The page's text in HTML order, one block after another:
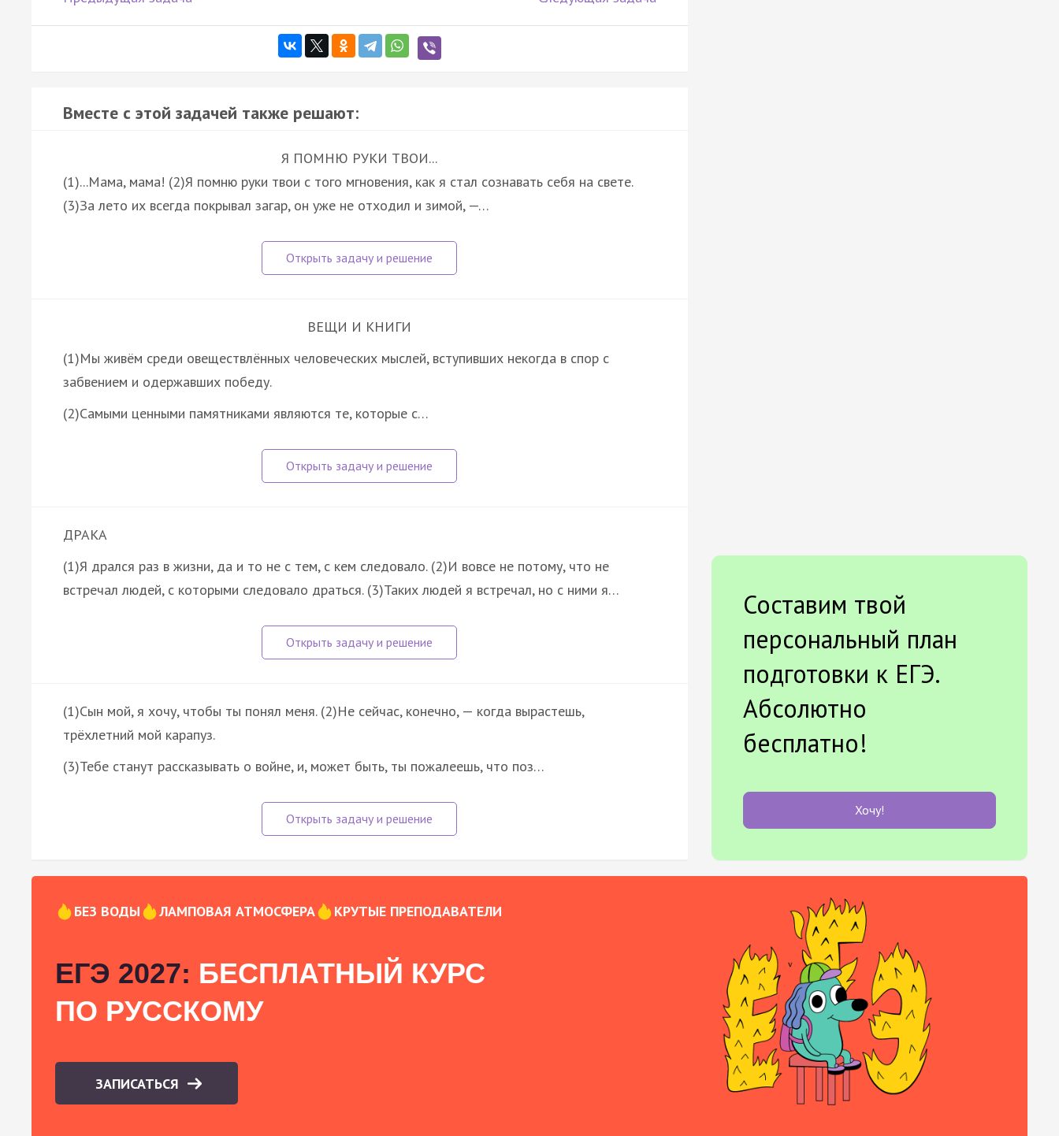
Вместе с этой задачей также решают:
Я ПОМНЮ РУКИ ТВОИ...
(1)...Мама, мама! (2)Я помню руки твои с того мгновения, как я стал сознавать себя на свете.
(3)За лето их всегда покрывал загар, он уже не отходил и зимой, —…
ВЕЩИ И КНИГИ
(1)Мы живём среди овеществлённых человеческих мыслей, вступивших некогда в спор с
забвением и одержавших победу.
(2)Самыми ценными памятниками являются те, которые с…
ДРАКА
(1)Я дрался раз в жизни, да и то не с тем, с кем следовало. (2)И вовсе не потому, что не
встречал людей, с которыми следовало драться. (3)Таких людей я встречал, но с ними я…
(1)Сын мой, я хочу, чтобы ты понял меня. (2)Не сейчас, конечно, — когда вырастешь,
трёхлетний мой карапуз.
(3)Тебе станут рассказывать о войне, и, может быть, ты пожалеешь, что поз…
Составим твой
персональный план
подготовки к ЕГЭ.
Абсолютно
бесплатно!
Хочу!
БЕЗ ВОДЫ ЛАМПОВАЯ АТМОСФЕРА КРУТЫЕ ПРЕПОДАВАТЕЛИ
ЕГЭ 2027: БЕСПЛАТНЫЙ КУРС
ПО РУССКОМУ
ЗАПИСАТЬСЯ